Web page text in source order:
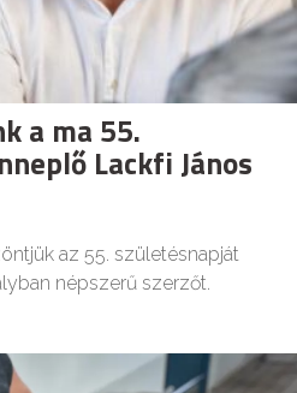
a ma 55.
Lackfi János
az 55. születésnapját
népszerű szerzőt.